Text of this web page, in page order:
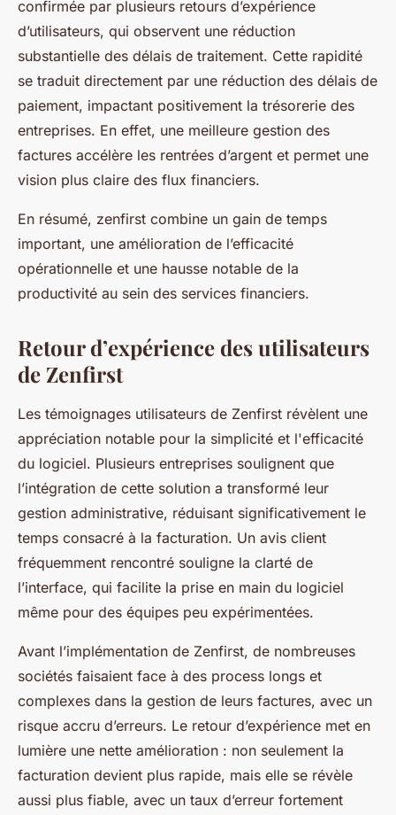
confirmée par plusieurs retours d’expérience
d’utilisateurs, qui observent une réduction
substantielle des délais de traitement. Cette rapidité
se traduit directement par une réduction des délais de
paiement, impactant positivement la trésorerie des
entreprises. En effet, une meilleure gestion des
factures accélère les rentrées d’argent et permet une
vision plus claire des flux financiers.
En résumé, zenfirst combine un gain de temps
important, une amélioration de l’efficacité
opérationnelle et une hausse notable de la
productivité au sein des services financiers.
Retour d’expérience des utilisateurs
de Zenfirst
Les témoignages utilisateurs de Zenfirst révèlent une
appréciation notable pour la simplicité et l'efficacité
du logiciel. Plusieurs entreprises soulignent que
l’intégration de cette solution a transformé leur
gestion administrative, réduisant significativement le
temps consacré à la facturation. Un avis client
fréquemment rencontré souligne la clarté de
l’interface, qui facilite la prise en main du logiciel
même pour des équipes peu expérimentées.
Avant l’implémentation de Zenfirst, de nombreuses
sociétés faisaient face à des process longs et
complexes dans la gestion de leurs factures, avec un
risque accru d’erreurs. Le retour d’expérience met en
lumière une nette amélioration : non seulement la
facturation devient plus rapide, mais elle se révèle
aussi plus fiable, avec un taux d’erreur fortement